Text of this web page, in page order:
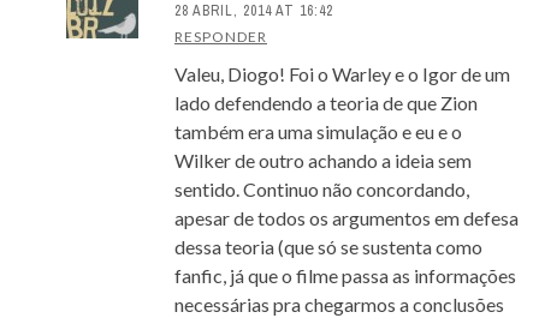
28 ABRIL, 2014 AT 16:42
RESPONDER
Valeu, Diogo! Foi o Warley e o Igor de um
lado defendendo a teoria de que Zion
também era uma simulação e eu e o
Wilker de outro achando a ideia sem
sentido. Continuo não concordando,
apesar de todos os argumentos em defesa
dessa teoria (que só se sustenta como
fanfic, já que o filme passa as informações
necessárias pra chegarmos a conclusões